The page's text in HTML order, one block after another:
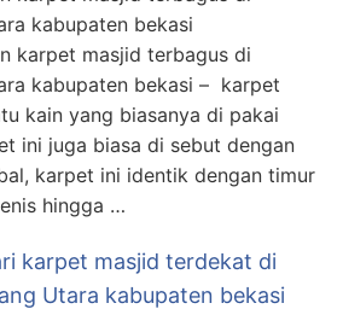
kabupaten bekasi
karpet masjid terbagus di
kabupaten bekasi – karpet
kain yang biasanya di pakai
ini juga biasa di sebut dengan
karpet ini identik dengan timur
hingga …
karpet masjid terdekat di
Utara kabupaten bekasi